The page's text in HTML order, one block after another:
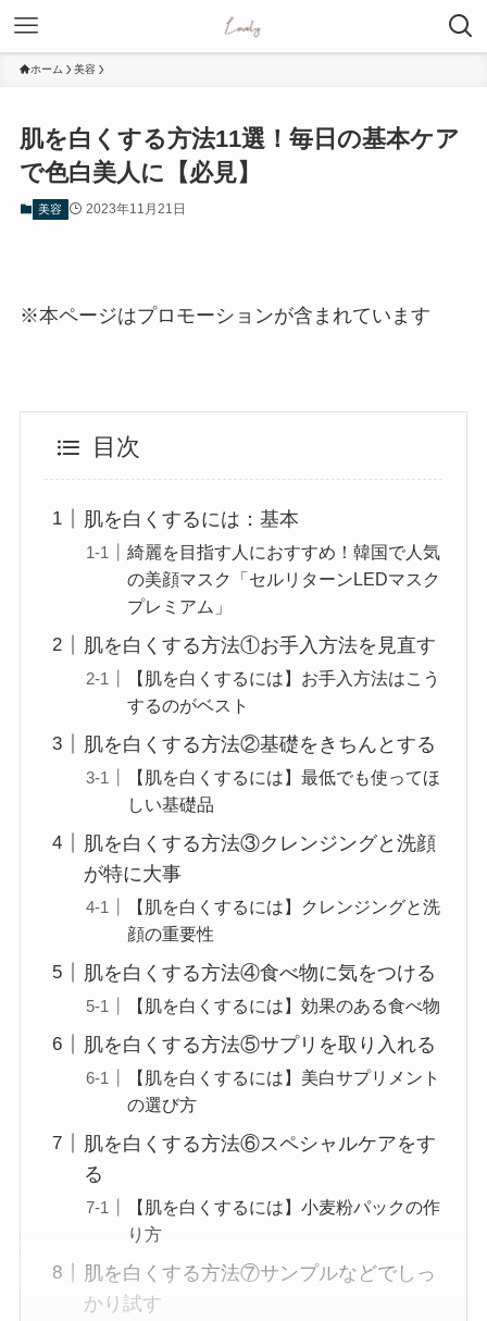
ホーム 美容
肌を白くする方法11選！毎日の基本ケア
で色白美人に【必見】
美容 2023年11月21日
※本ページはプロモーションが含まれています
目次
肌を白くするには：基本
綺麗を目指す人におすすめ！韓国で人気
の美顔マスク「セルリターンLEDマスク
プレミアム」
肌を白くする方法①お手入方法を見直す
【肌を白くするには】お手入方法はこう
するのがベスト
肌を白くする方法②基礎をきちんとする
【肌を白くするには】最低でも使ってほ
しい基礎品
肌を白くする方法③クレンジングと洗顔
が特に大事
【肌を白くするには】クレンジングと洗
顔の重要性
肌を白くする方法④食べ物に気をつける
【肌を白くするには】効果のある食べ物
肌を白くする方法⑤サプリを取り入れる
【肌を白くするには】美白サプリメント
の選び方
肌を白くする方法⑥スペシャルケアをす
る
【肌を白くするには】小麦粉パックの作
り方
肌を白くする方法⑦サンプルなどでしっ
かり試す